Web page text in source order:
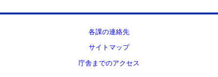
各課の連絡先
サイトマップ
庁舎までのアクセス